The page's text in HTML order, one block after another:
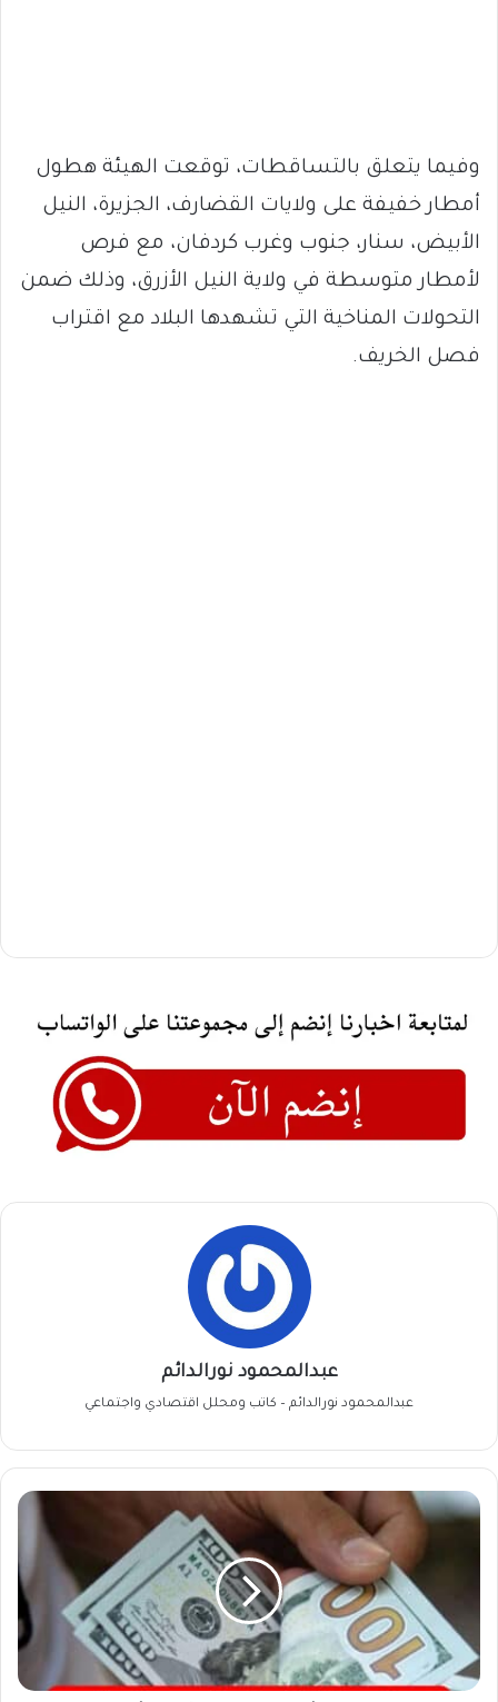
وفيما يتعلق بالتساقطات، توقعت الهيئة هطول
أمطار خفيفة على ولايات القضارف، الجزيرة، النيل
الأبيض، سنار، جنوب وغرب كردفان، مع فرص
لأمطار متوسطة في ولاية النيل الأزرق، وذلك ضمن
التحولات المناخية التي تشهدها البلاد مع اقتراب
فصل الخريف.
عبدالمحمود نورالدائم
عبدالمحمود نورالدائم – كاتب ومحلل اقتصادي واجتماعي
ارتفاع
جماعي
الأجنبية
أمام
الجنيه
السوداني